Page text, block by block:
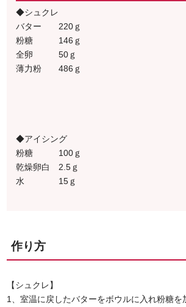
◆シュクレ
バター 220ｇ
粉糖 146ｇ
全卵 50ｇ
薄力粉 486ｇ
◆アイシング
粉糖 100ｇ
乾燥卵白 2.5ｇ
水 15ｇ
作り方
【シュクレ】
1、室温に戻したバターをボウルに入れ粉糖を